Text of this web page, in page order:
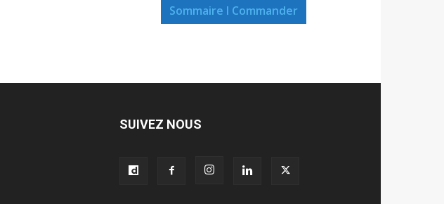
Sommaire I Commander
SUIVEZ NOUS